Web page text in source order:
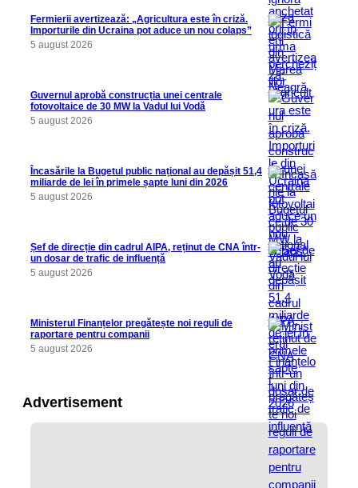
Fermierii avertizează: „Agricultura este în criză.
Importurile din Ucraina pot aduce un nou colaps”
5 august 2026
Guvernul aprobă construcția unei centrale
fotovoltaice de 30 MW la Vadul lui Vodă
5 august 2026
Încasările la Bugetul public național au depășit 51,4
miliarde de lei în primele șapte luni din 2026
5 august 2026
Șef de direcție din cadrul AIPA, reținut de CNA într-
un dosar de trafic de influență
5 august 2026
Ministerul Finanțelor pregătește noi reguli de
raportare pentru companii
5 august 2026
Advertisement